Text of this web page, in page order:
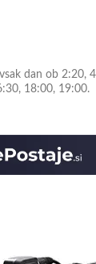
dan ob 2:20,
18:00, 19:00.